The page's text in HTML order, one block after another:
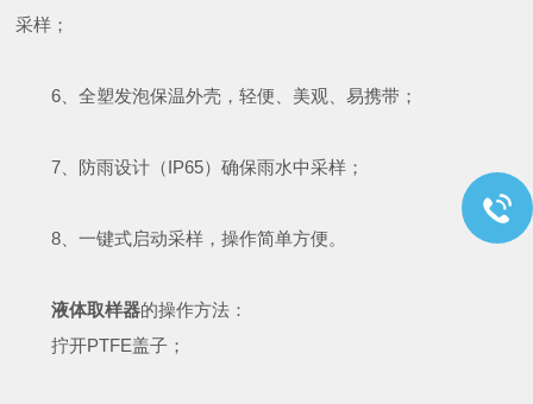
采样；
6、全塑发泡保温外壳，轻便、美观、易携带；
7、防雨设计（IP65）确保雨水中采样；
8、一键式启动采样，操作简单方便。
液体取样器的操作方法：
拧开PTFE盖子；